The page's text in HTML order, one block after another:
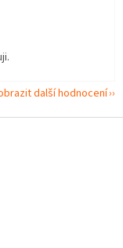
další hodnocení